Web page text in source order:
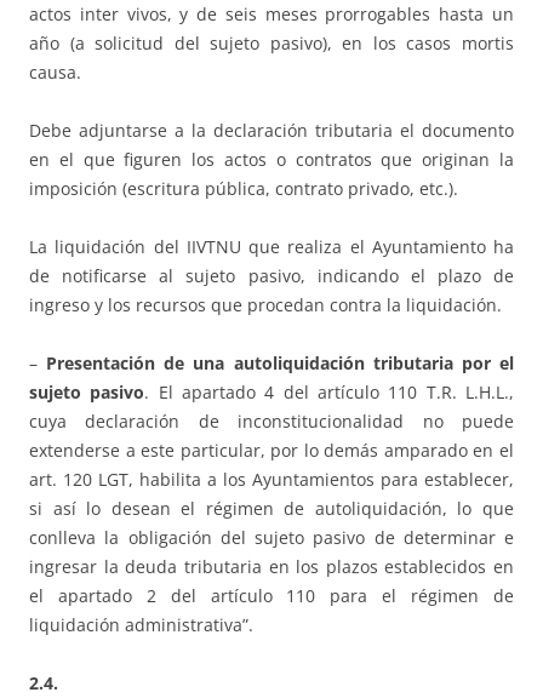
actos inter vivos, y de seis meses prorrogables hasta un
año (a solicitud del sujeto pasivo), en los casos mortis
causa.
Debe adjuntarse a la declaración tributaria el documento
en el que figuren los actos o contratos que originan la
imposición (escritura pública, contrato privado, etc.).
La liquidación del IIVTNU que realiza el Ayuntamiento ha
de notificarse al sujeto pasivo, indicando el plazo de
ingreso y los recursos que procedan contra la liquidación.
– Presentación de una autoliquidación tributaria por el
sujeto pasivo. El apartado 4 del artículo 110 T.R. L.H.L.,
cuya declaración de inconstitucionalidad no puede
extenderse a este particular, por lo demás amparado en el
art. 120 LGT, habilita a los Ayuntamientos para establecer,
si así lo desean el régimen de autoliquidación, lo que
conlleva la obligación del sujeto pasivo de determinar e
ingresar la deuda tributaria en los plazos establecidos en
el apartado 2 del artículo 110 para el régimen de
liquidación administrativa”.
2.4.